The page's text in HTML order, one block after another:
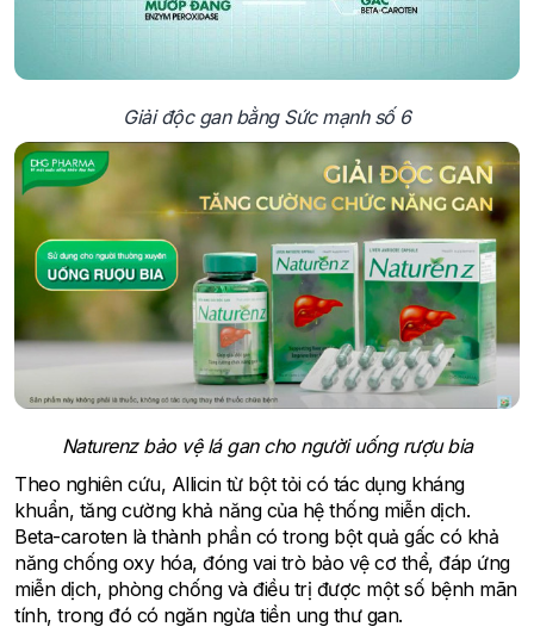
Giải độc gan bằng Sức mạnh số 6
Naturenz bảo vệ lá gan cho người uống rượu bia
Theo nghiên cứu, Allicin từ bột tỏi có tác dụng kháng
khuẩn, tăng cường khả năng của hệ thống miễn dịch.
Beta-caroten là thành phần có trong bột quả gấc có khả
năng chống oxy hóa, đóng vai trò bảo vệ cơ thể, đáp ứng
miễn dịch, phòng chống và điều trị được một số bệnh mãn
tính, trong đó có ngăn ngừa tiền ung thư gan.